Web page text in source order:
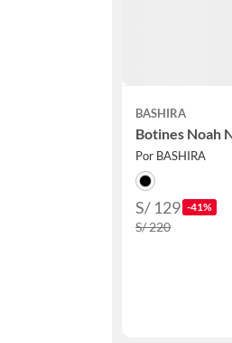
BASHIRA
Botines Noah
Por BASHIRA
S/ 129 -41%
S/ 220